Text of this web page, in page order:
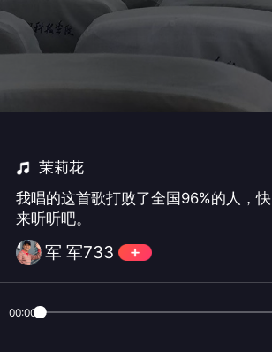
茉莉花
我唱的这首歌打败了全国96%的人，快
来听听吧。
军 军733
00:00